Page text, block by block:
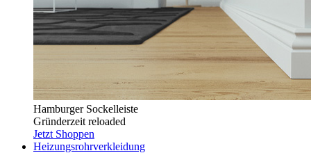
Hamburger Sockelleiste
Gründerzeit reloaded
Jetzt Shoppen
Heizungsrohrverkleidung